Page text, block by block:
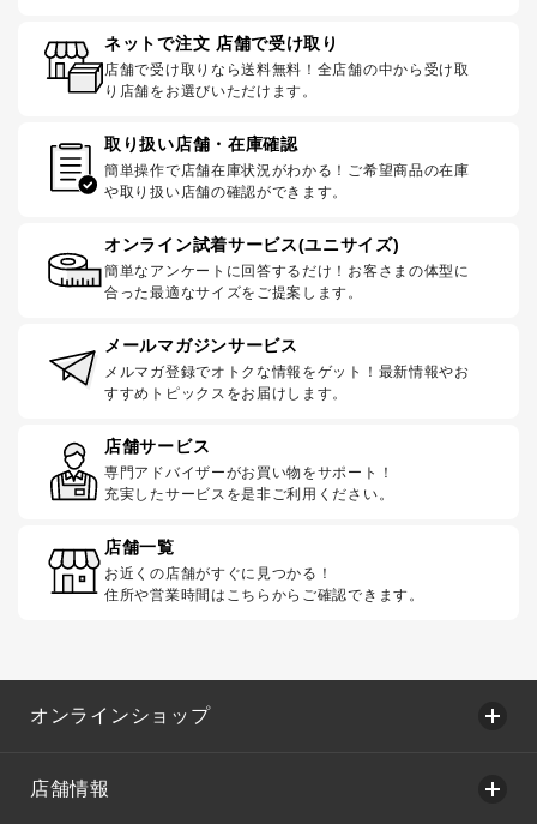
ネットで注文 店舗で受け取り
店舗で受け取りなら送料無料！全店舗の中から受け取
り店舗をお選びいただけます。
取り扱い店舗・在庫確認
簡単操作で店舗在庫状況がわかる！ご希望商品の在庫
や取り扱い店舗の確認ができます。
オンライン試着サービス(ユニサイズ)
簡単なアンケートに回答するだけ！お客さまの体型に
合った最適なサイズをご提案します。
メールマガジンサービス
メルマガ登録でオトクな情報をゲット！最新情報やお
すすめトピックスをお届けします。
店舗サービス
専門アドバイザーがお買い物をサポート！
充実したサービスを是非ご利用ください。
店舗一覧
お近くの店舗がすぐに見つかる！
住所や営業時間はこちらからご確認できます。
オンラインショップ
店舗情報